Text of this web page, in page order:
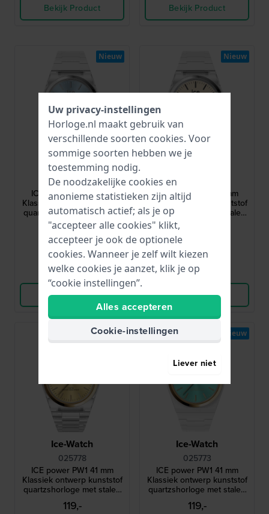
Bekijk Product
Bekijk Product
Ice-Watch
025781
ICE power PW1 41 mm
Klassiek ontwerp kunststof
quartzshorloge met stalen
lunette en saffierglas
119,-
● Op voorraad
Vergelijk
Bekijk Product
Nieuw
ICE power PW1 41 mm
Klassiek ontwerp kunststof
quartzshorloge met stalen
lunette en saffierglas
● Op voorraad
Vergelijk
Bekijk Product
Nieuw
Ice-Watch
025778
ICE power PW1 41 mm
Klassiek ontwerp kunststof
quartzshorloge met stalen
lunette en saffierglas
119,-
Nieuw
Ice-Watch
025773
ICE power PW1 41 mm
Klassiek ontwerp kunststof
quartzshorloge met stalen
lunette en saffierglas
119,-
Nieuw
Uw privacy-instellingen
Horloge.nl maakt gebruik van
verschillende soorten cookies. Voor
sommige soorten hebben we je
toestemming nodig.
De noodzakelijke cookies en
anonieme statistieken zijn altijd
automatisch actief; als je op
"accepteer alle cookies" klikt,
accepteer je ook de optionele
cookies. Wanneer je zelf wilt kiezen
welke cookies je aanzet, klik je op
“cookie instellingen”.
Alles accepteren
Cookie-instellingen
Liever niet